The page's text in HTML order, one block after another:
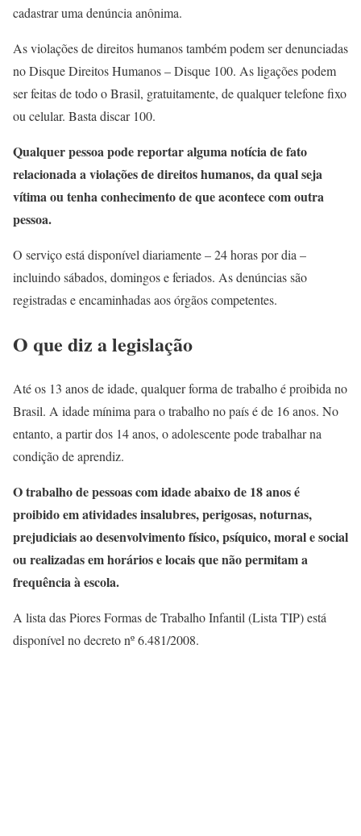
cadastrar uma denúncia anônima.
As violações de direitos humanos também podem ser denunciadas
no Disque Direitos Humanos – Disque 100. As ligações podem
ser feitas de todo o Brasil, gratuitamente, de qualquer telefone fixo
ou celular. Basta discar 100.
Qualquer pessoa pode reportar alguma notícia de fato
relacionada a violações de direitos humanos, da qual seja
vítima ou tenha conhecimento de que acontece com outra
pessoa.
O serviço está disponível diariamente – 24 horas por dia –
incluindo sábados, domingos e feriados. As denúncias são
registradas e encaminhadas aos órgãos competentes.
O que diz a legislação
Até os 13 anos de idade, qualquer forma de trabalho é proibida no
Brasil. A idade mínima para o trabalho no país é de 16 anos. No
entanto, a partir dos 14 anos, o adolescente pode trabalhar na
condição de aprendiz.
O trabalho de pessoas com idade abaixo de 18 anos é
proibido em atividades insalubres, perigosas, noturnas,
prejudiciais ao desenvolvimento físico, psíquico, moral e social
ou realizadas em horários e locais que não permitam a
frequência à escola.
A lista das Piores Formas de Trabalho Infantil (Lista TIP) está
disponível no decreto nº 6.481/2008.